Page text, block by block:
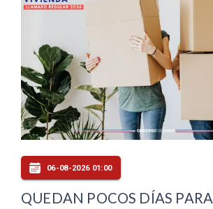
06-08-2026 01:00
QUEDAN POCOS DÍAS PARA